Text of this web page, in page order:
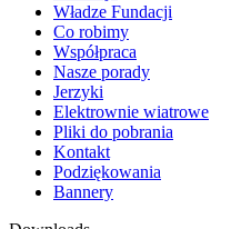
Władze Fundacji
Co robimy
Współpraca
Nasze porady
Jerzyki
Elektrownie wiatrowe
Pliki do pobrania
Kontakt
Podziękowania
Bannery